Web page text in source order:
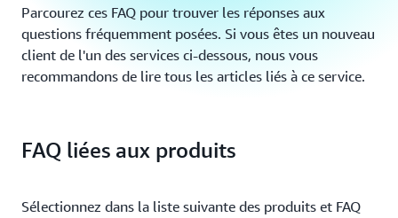
Parcourez ces FAQ pour trouver les réponses aux
questions fréquemment posées. Si vous êtes un nouveau
client de l'un des services ci-dessous, nous vous
recommandons de lire tous les articles liés à ce service.
FAQ liées aux produits
Sélectionnez dans la liste suivante des produits et FAQ